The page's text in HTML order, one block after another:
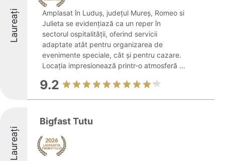
Laureați
Amplasat în Luduș, județul Mureș, Romeo si
Julieta se evidențiază ca un reper în
sectorul ospitalității, oferind servicii
adaptate atât pentru organizarea de
evenimente speciale, cât și pentru cazare.
Locația impresionează printr-o atmosferă ...
9.2
Laureați
Bigfast Tutu